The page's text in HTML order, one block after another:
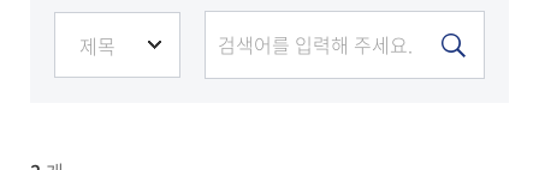
현재 페이지를 즐겨찾는 메뉴로
등록하시겠습니까?